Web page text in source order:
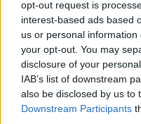
opt-out request is
interest-based ads based
us or personal
your opt-out. You may
disclosure of your
IAB’s list of downstream
also be disclosed by us to
Downstream Participants
το τέλος του μήνα θα
Αναφερόμενη στο
Μιχαηλίδου σημείωσε
εισοδηματικά
οικογένειες με
ενίσχυση των 150